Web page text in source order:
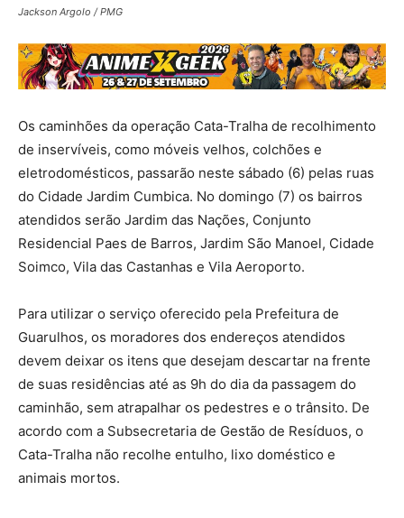
Jackson Argolo / PMG
Os caminhões da operação Cata-Tralha de recolhimento
de inservíveis, como móveis velhos, colchões e
eletrodomésticos, passarão neste sábado (6) pelas ruas
do Cidade Jardim Cumbica. No domingo (7) os bairros
atendidos serão Jardim das Nações, Conjunto
Residencial Paes de Barros, Jardim São Manoel, Cidade
Soimco, Vila das Castanhas e Vila Aeroporto.
Para utilizar o serviço oferecido pela Prefeitura de
Guarulhos, os moradores dos endereços atendidos
devem deixar os itens que desejam descartar na frente
de suas residências até as 9h do dia da passagem do
caminhão, sem atrapalhar os pedestres e o trânsito. De
acordo com a Subsecretaria de Gestão de Resíduos, o
Cata-Tralha não recolhe entulho, lixo doméstico e
animais mortos.